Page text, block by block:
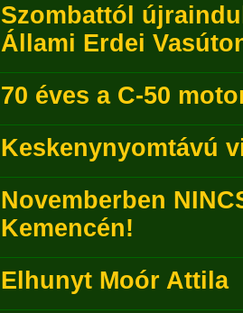
Szombattól
Állami Erdei
70 éves a C-50
Keskenynyomtávú
Novemberben
Kemencén!
Elhunyt Moór Attila